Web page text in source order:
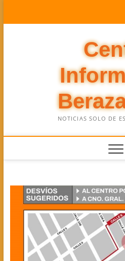
NOTICIAS SOLO DE